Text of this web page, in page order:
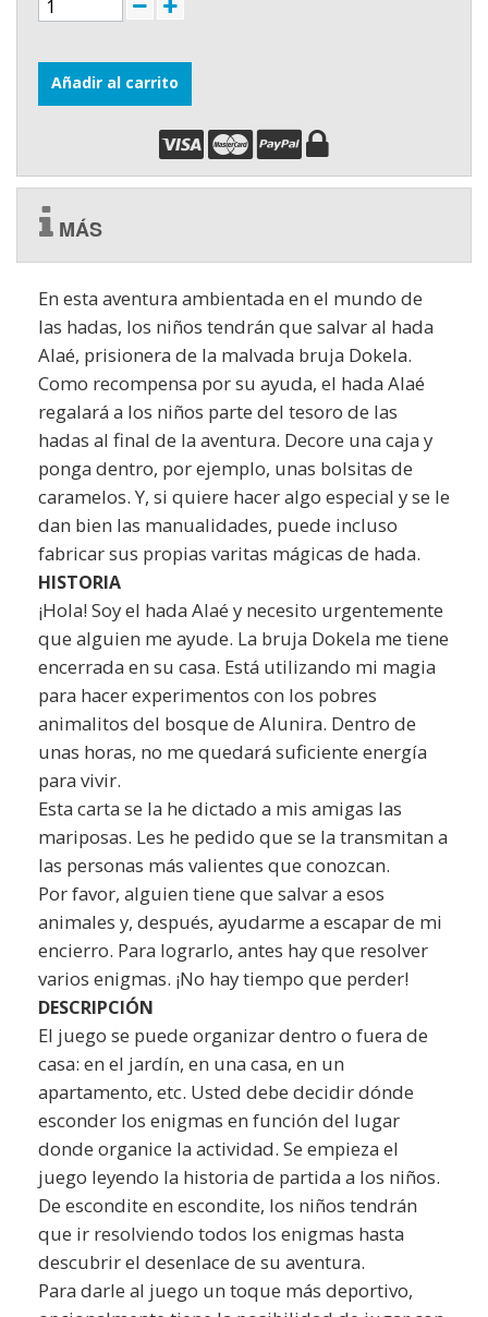
Añadir al carrito
MÁS
En esta aventura ambientada en el mundo de
las hadas, los niños tendrán que salvar al hada
Alaé, prisionera de la malvada bruja Dokela.
Como recompensa por su ayuda, el hada Alaé
regalará a los niños parte del tesoro de las
hadas al final de la aventura. Decore una caja y
ponga dentro, por ejemplo, unas bolsitas de
caramelos. Y, si quiere hacer algo especial y se le
dan bien las manualidades, puede incluso
fabricar sus propias varitas mágicas de hada.
HISTORIA
¡Hola! Soy el hada Alaé y necesito urgentemente
que alguien me ayude. La bruja Dokela me tiene
encerrada en su casa. Está utilizando mi magia
para hacer experimentos con los pobres
animalitos del bosque de Alunira. Dentro de
unas horas, no me quedará suficiente energía
para vivir.
Esta carta se la he dictado a mis amigas las
mariposas. Les he pedido que se la transmitan a
las personas más valientes que conozcan.
Por favor, alguien tiene que salvar a esos
animales y, después, ayudarme a escapar de mi
encierro. Para lograrlo, antes hay que resolver
varios enigmas. ¡No hay tiempo que perder!
DESCRIPCIÓN
El juego se puede organizar dentro o fuera de
casa: en el jardín, en una casa, en un
apartamento, etc. Usted debe decidir dónde
esconder los enigmas en función del lugar
donde organice la actividad. Se empieza el
juego leyendo la historia de partida a los niños.
De escondite en escondite, los niños tendrán
que ir resolviendo todos los enigmas hasta
descubrir el desenlace de su aventura.
Para darle al juego un toque más deportivo,